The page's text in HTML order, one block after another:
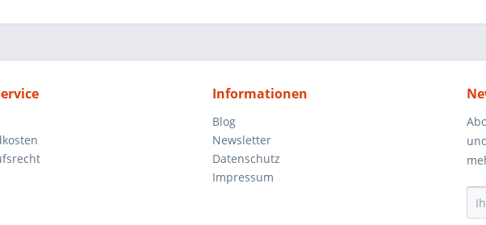
Informationen
Blog
Newsletter
Datenschutz
Impressum